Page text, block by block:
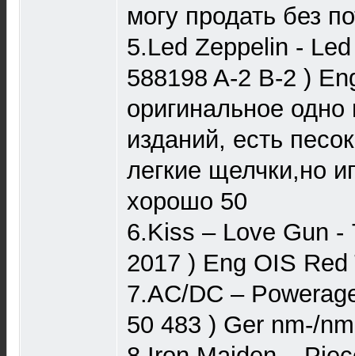
могу продать без
5.Led Zeppelin -
588198 A-2 B-2 )
оригинальное
изданий, есть
легкие щелчки,но
хорошо 50
6.Kiss ‎– Love Gun -
2017 ) Eng OIS
7.AC/DC –
50 483 ) Ger nm-/